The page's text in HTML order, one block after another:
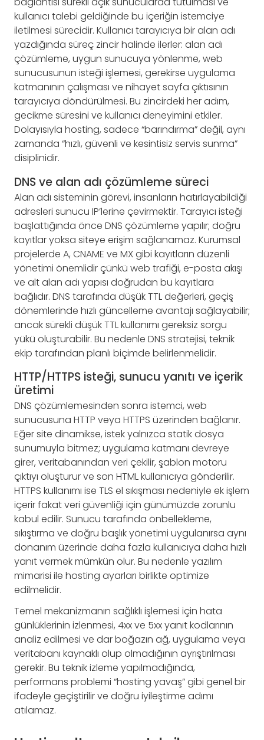
kullanıcı talebi geldiğinde bu içeriğin istemciye
iletilmesi sürecidir. Kullanıcı tarayıcıya bir alan adı
yazdığında süreç zincir halinde ilerler: alan adı
çözümleme, uygun sunucuya yönlenme, web
sunucusunun isteği işlemesi, gerekirse uygulama
katmanının çalışması ve nihayet sayfa çıktısının
tarayıcıya döndürülmesi. Bu zincirdeki her adım,
gecikme süresini ve kullanıcı deneyimini etkiler.
Dolayısıyla hosting, sadece “barındırma” değil, aynı
zamanda “hızlı, güvenli ve kesintisiz servis sunma”
disiplinidir.
DNS ve alan adı çözümleme süreci
Alan adı sisteminin görevi, insanların hatırlayabildiği
adresleri sunucu IP’lerine çevirmektir. Tarayıcı isteği
başlattığında önce DNS çözümleme yapılır; doğru
kayıtlar yoksa siteye erişim sağlanamaz. Kurumsal
projelerde A, CNAME ve MX gibi kayıtların düzenli
yönetimi önemlidir çünkü web trafiği, e-posta akışı
ve alt alan adı yapısı doğrudan bu kayıtlara
bağlıdır. DNS tarafında düşük TTL değerleri, geçiş
dönemlerinde hızlı güncelleme avantajı sağlayabilir;
ancak sürekli düşük TTL kullanımı gereksiz sorgu
yükü oluşturabilir. Bu nedenle DNS stratejisi, teknik
ekip tarafından planlı biçimde belirlenmelidir.
HTTP/HTTPS isteği, sunucu yanıtı ve içerik
üretimi
DNS çözümlemesinden sonra istemci, web
sunucusuna HTTP veya HTTPS üzerinden bağlanır.
Eğer site dinamikse, istek yalnızca statik dosya
sunumuyla bitmez; uygulama katmanı devreye
girer, veritabanından veri çekilir, şablon motoru
çıktıyı oluşturur ve son HTML kullanıcıya gönderilir.
HTTPS kullanımı ise TLS el sıkışması nedeniyle ek işlem
içerir fakat veri güvenliği için günümüzde zorunlu
kabul edilir. Sunucu tarafında önbellekleme,
sıkıştırma ve doğru başlık yönetimi uygulanırsa aynı
donanım üzerinde daha fazla kullanıcıya daha hızlı
yanıt vermek mümkün olur. Bu nedenle yazılım
mimarisi ile hosting ayarları birlikte optimize
edilmelidir.
Temel mekanizmanın sağlıklı işlemesi için hata
günlüklerinin izlenmesi, 4xx ve 5xx yanıt kodlarının
analiz edilmesi ve dar boğazın ağ, uygulama veya
veritabanı kaynaklı olup olmadığının ayrıştırılması
gerekir. Bu teknik izleme yapılmadığında,
performans problemi “hosting yavaş” gibi genel bir
ifadeyle geçiştirilir ve doğru iyileştirme adımı
atılamaz.